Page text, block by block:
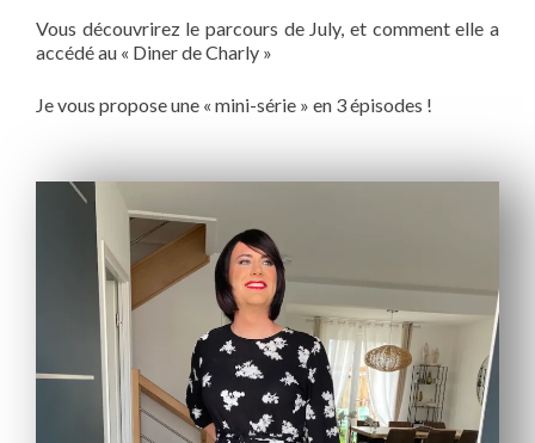
Vous découvrirez le parcours de July, et comment elle a
accédé au « Diner de Charly »
Je vous propose une « mini-série » en 3 épisodes !